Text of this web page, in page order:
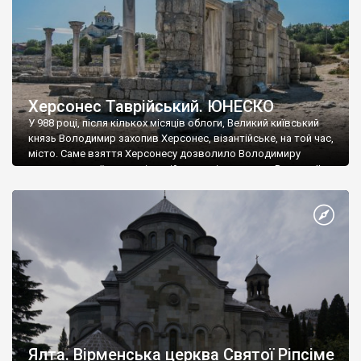
Херсонес Таврійський. ЮНЕСКО
У 988 році, після кількох місяців облоги, Великий київський
князь Володимир захопив Херсонес, візантійське, на той час,
місто. Саме взяття Херсонесу дозволило Володимиру
диктувати свої умови візантійському імператору Василю ІІ, та
Херсонесі Володимир-язичник, став Василем-християнином.
А потім було Хрещення Русі. На честь Херсонесу Таврійського
Ялта. Вірменська церква Святої Ріпсіме